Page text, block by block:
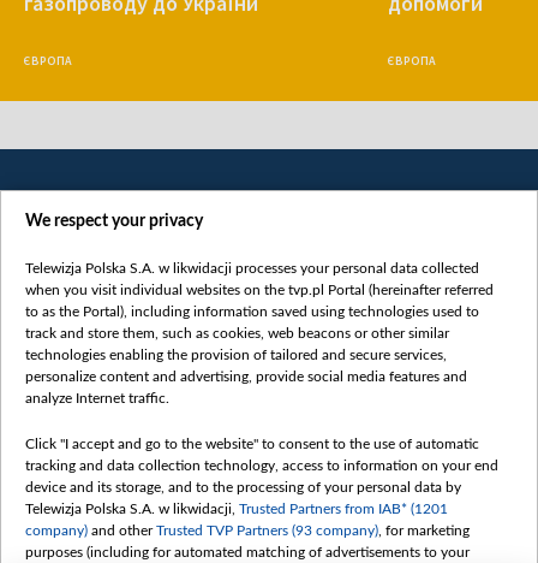
ЄВРОПА ЄВРОПА
Категорії
Новини
Докладно
Погляд
Цікаво
Slawa.tv
We respect your privacy
Telewizja Polska S.A. w likwidacji processes your personal data collected
when you visit individual websites on the tvp.pl Portal (hereinafter referred
to as the Portal), including information saved using technologies used to
track and store them, such as cookies, web beacons or other similar
technologies enabling the provision of tailored and secure services,
personalize content and advertising, provide social media features and
analyze Internet traffic.
Click "I accept and go to the website" to consent to the use of automatic
tracking and data collection technology, access to information on your end
device and its storage, and to the processing of your personal data by
Telewizja Polska S.A. w likwidacji, Trusted Partners from IAB* (1201
company) and otherTrusted TVP Partners (93 company) , for marketing
purposes (including for automated matching of advertisements to your